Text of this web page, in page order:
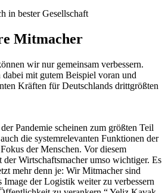
in bester Gesellschaft
Mitmacher
wir nur gemeinsam verbessern.
mit gutem Beispiel voran und
Kräften für Deutschlands drittgrößten
Pandemie scheinen zum größten Teil
die systemrelevanten Funktionen der
der Menschen. Vor diesem
Wirtschaftsmacher umso wichtiger. Es
mehr denn je: Wir Mitmacher sind
Image der Logistik weiter zu verbessern